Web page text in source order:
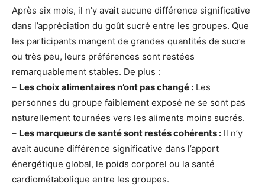
Après six mois, il n’y avait aucune différence significative
dans l’appréciation du goût sucré entre les groupes. Que
les participants mangent de grandes quantités de sucre
ou très peu, leurs préférences sont restées
remarquablement stables. De plus :
– Les choix alimentaires n’ont pas changé : Les
personnes du groupe faiblement exposé ne se sont pas
naturellement tournées vers les aliments moins sucrés.
– Les marqueurs de santé sont restés cohérents : Il n’y
avait aucune différence significative dans l’apport
énergétique global, le poids corporel ou la santé
cardiométabolique entre les groupes.